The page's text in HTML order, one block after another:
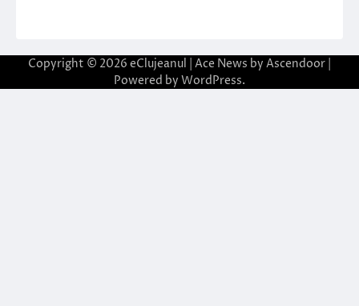
Copyright © 2026 eClujeanul | Ace News by Ascendoor
Powered by WordPress.